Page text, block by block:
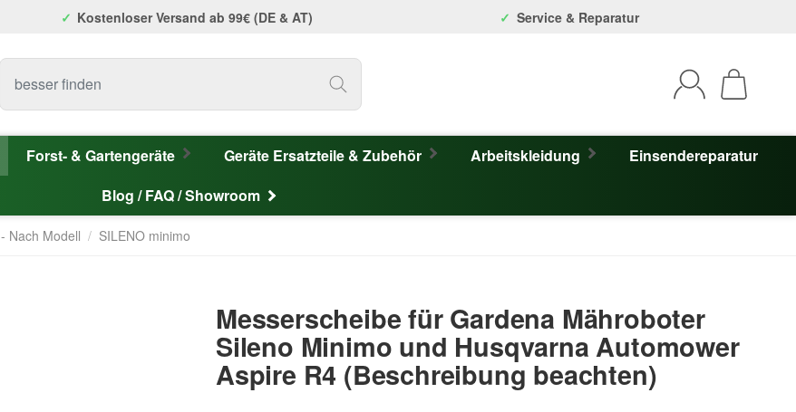
Kostenloser Versand ab 99€ (DE & AT) Service & Reparatur
Forst- & Gartengeräte Geräte Ersatzteile & Zubehör Arbeitskleidung
Einsendereparatur
Blog / FAQ / Showroom
Nach Modell / SILENO minimo
Messerscheibe für Gardena Mähroboter
Sileno Minimo und Husqvarna Automower
Aspire R4 (Beschreibung beachten)